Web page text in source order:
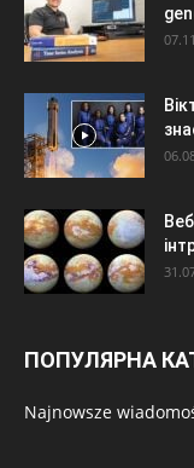
ПОПУЛЯРНА
Najnowsze